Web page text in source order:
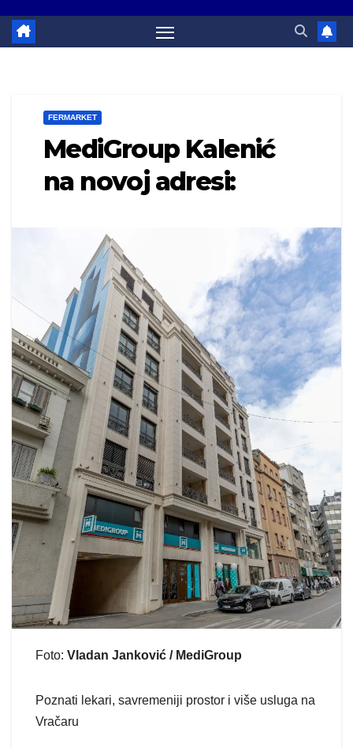
FERMARKET
MediGroup Kalenić
na novoj adresi:
Foto: Vladan Janković / MediGroup
Poznati lekari, savremeniji prostor i više usluga na
Vračaru